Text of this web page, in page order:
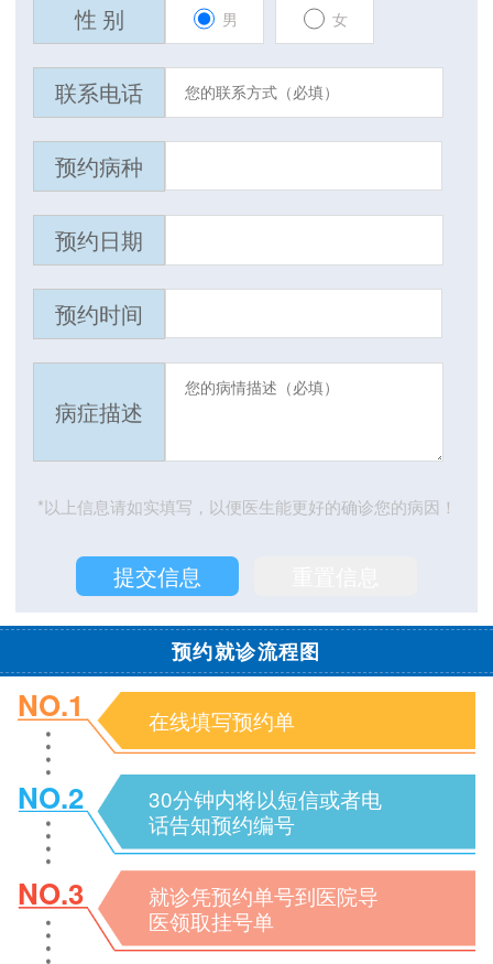
性 别 男 女
联系电话
预约病种
预约日期
预约时间
病症描述
*以上信息请如实填写，以便医生能更好的确诊您的病因！
预约就诊流程图
NO.1 在线填写预约单
NO.2
30分钟内将以短信或者电
话告知预约编号
NO.3
就诊凭预约单号到医院导
医领取挂号单